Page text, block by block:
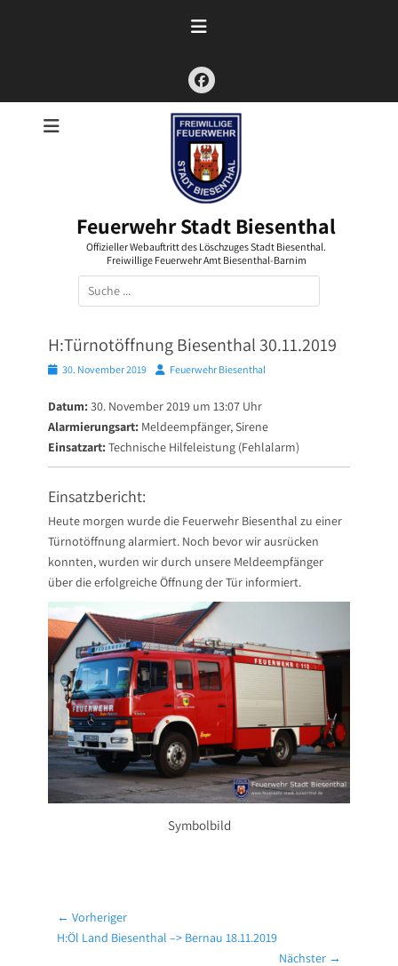
Facebook
Feuerwehr Stadt Biesenthal
Offizieller Webauftritt des Löschzuges Stadt Biesenthal.
Freiwillige Feuerwehr Amt Biesenthal-Barnim
Suchen
nach:
H:Türnotöffnung Biesenthal 30.11.2019
Posted30. November 2019 AutorFeuerwehr Biesenthal
Datum: 30. November 2019 um 13:07 Uhr
Alarmierungsart: Meldeempfänger, Sirene
Einsatzart: Technische Hilfeleistung (Fehlalarm)
Einsatzbericht:
Heute morgen wurde die Feuerwehr Biesenthal zu einer
Türnotöffnung alarmiert. Noch bevor wir ausrücken
konnten, wurden wir durch unsere Meldeempfänger
über die erfolgreiche Öffnung der Tür informiert.
Symbolbild
Beitragsnavigation
← Vorheriger
Vorheriger
H:Öl Land Biesenthal –> Bernau 18.11.2019
Nächster →